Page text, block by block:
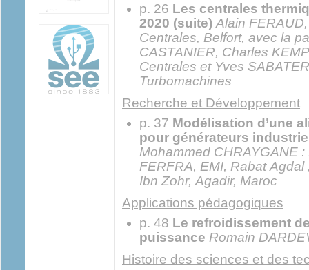
p. 26 Les centrales
2020 (suite) Alain
Centrales, Belfort, avec la
CASTANIER, Charles
Centrales et Yves
Turbomachines
Recherche et Développement
p. 37 Modélisation d’une
pour générateurs
Mohammed CHRAYGANE
FERFRA, EMI, Rabat
Ibn Zohr, Agadir, Maroc
Applications pédagogiques
p. 48 Le refroidissement
puissance Romain
Histoire des sciences et des